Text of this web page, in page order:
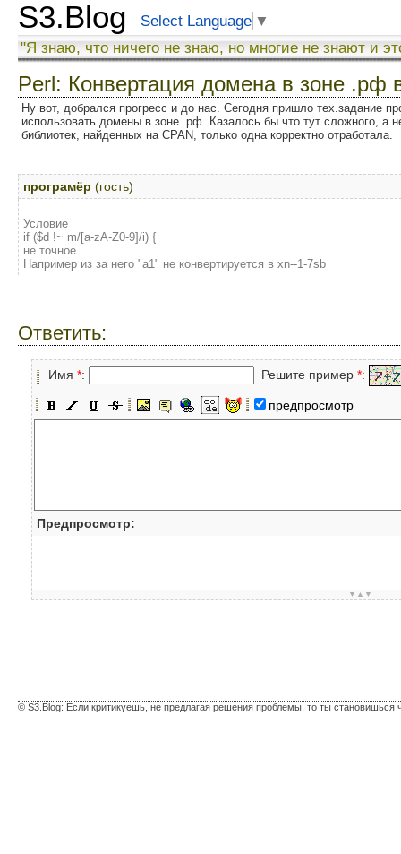
S3.Blog Select Language ▼
"Я знаю, что ничего не знаю, но многие не знают и
Perl: Конвертация домена в зоне .рф
Ну вот, добрался прогресс и до нас. Сегодня пришло тех.задание
использовать домены в зоне .рф. Казалось бы что тут сложного, а
библиотек, найденных на CPAN, только одна корректно отработала.
програмёр (гость)
Условие
if ($d !~ m/[a-zA-Z0-9]/i) {
не точное...
Например из за него "а1" не конвертируется в xn--1-7sb
Ответить:
Имя *: Решите пример *:
предпросмотр
Предпросмотр:
▼▲▼
© S3.Blog: Если критикуешь, не предлагая решения проблемы, то ты становишься